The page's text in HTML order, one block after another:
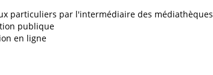
particuliers par l'intermédiaire des médiathèques
publique
en ligne